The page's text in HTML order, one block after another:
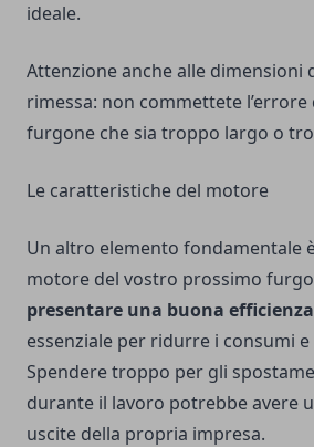
ideale.
Attenzione anche alle dimensioni
rimessa: non commettete
furgone che sia troppo largo o
Le caratteristiche del motore
Un altro elemento fondamentale
motore del vostro prossimo
presentare una buona
essenziale per ridurre i consumi
Spendere troppo per gli
durante il lavoro potrebbe avere
uscite della propria impresa.